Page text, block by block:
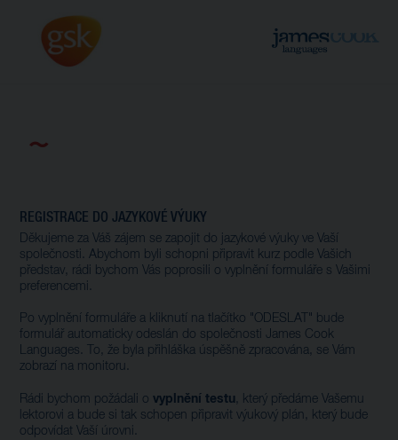
REGISTRACE DO JAZYKOVÉ VÝUKY
Děkujeme za Váš zájem se zapojit do jazykové výuky ve Vaší
společnosti. Abychom byli schopni připravit kurz podle Vašich
představ, rádi bychom Vás poprosili o vyplnění formuláře s Vašimi
preferencemi.
Po vyplnění formuláře a kliknutí na tlačítko "ODESLAT" bude
formulář automaticky odeslán do společnosti James Cook
Languages. To, že byla přihláška úspěšně zpracována, se Vám
zobrazí na monitoru.
Rádi bychom požádali o vyplnění testu, který předáme Vašemu
lektorovi a bude si tak schopen připravit výukový plán, který bude
odpovídat Vaší úrovni.